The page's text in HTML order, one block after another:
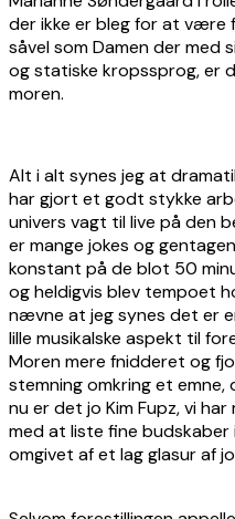
der ikke er bleg for at være
såvel som Damen der
og statiske kropssprog, er
moren.
Alt i alt synes jeg at
har gjort et godt stykke
univers vagt til live på den
er mange jokes og
konstant på de blot 50
og heldigvis blev tempoet
nævne at jeg synes det er
lille musikalske aspekt til
Moren mere fnidderet og
stemning omkring et
nu er det jo Kim Fupz, vi
med at liste fine budskaber
omgivet af et lag glasur af